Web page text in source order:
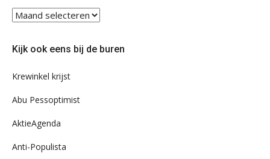
Blader
eens
ons
Kijk ook eens bij de buren
Krewinkel krijst
Abu Pessoptimist
AktieAgenda
Anti-Populista